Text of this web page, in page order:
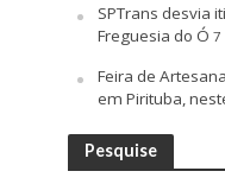
SPTrans desvia
Freguesia do Ó 7
Feira de
em Pirituba,
Pesquise